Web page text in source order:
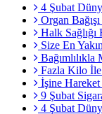
4 Şubat
Organ
Halk Sağlığı
Size En
Bağımlılıkla
Fazla Kilo İle
İşine
9 Şubat
4 Şubat